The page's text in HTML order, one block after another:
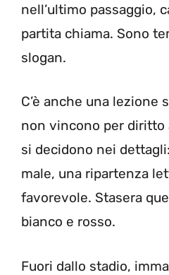
nell’ultimo passaggio,
partita chiama. Sono
slogan.
C’è anche una lezione
non vincono per diritto
si decidono nei
male, una ripartenza
favorevole. Stasera
bianco e rosso.
Fuori dallo stadio,